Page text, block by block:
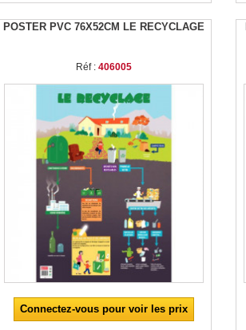
POSTER PVC 76X52CM LE RECYCLAGE
Réf : 406005
Connectez-vous pour voir les prix